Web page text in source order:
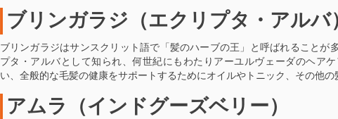
ブリンガラジ（エクリプタ・アルバ）
ブリンガラジはサンスクリット語で「髪のハーブの王」と呼ばれることが
プタ・アルバとして知られ、何世紀にもわたりアーユルヴェーダのヘア
い、全般的な毛髪の健康をサポートするためにオイルやトニック、その他の
アムラ（インドグーズベリー）